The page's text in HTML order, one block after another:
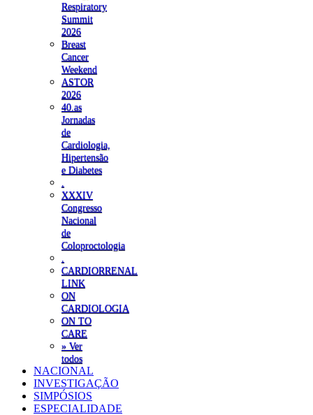
Respiratory
Summit
2026
Breast
Cancer
Weekend
ASTOR
2026
40.as
Jornadas
de
Cardiologia,
Hipertensão
e Diabetes
XXXIV
Congresso
Nacional
de
Coloproctologia
CARDIORRENAL
LINK
ON
CARDIOLOGIA
ON TO
CARE
» Ver
todos
NACIONAL
INVESTIGAÇÃO
SIMPÓSIOS
ESPECIALIDADE